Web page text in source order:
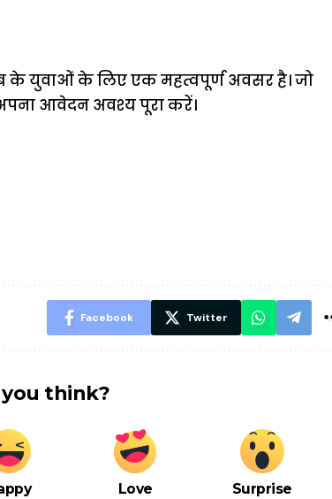
के युवाओं के लिए एक महत्वपूर्ण अवसर है। जो
आवेदन अवश्य पूरा करें।
निगरानी
Facebook Twitter
think?
Love Surprise